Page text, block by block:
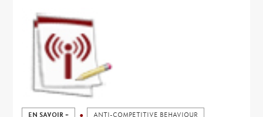
EN SAVOIR + ANTI-COMPETITIVE BEHAVIOUR